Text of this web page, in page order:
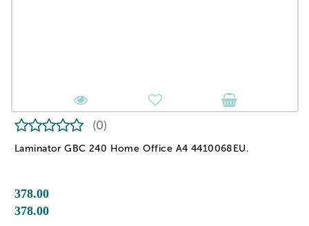
Laminator GBC 240 Home Office A4 4410068EU.
(0)
378.00
378.00